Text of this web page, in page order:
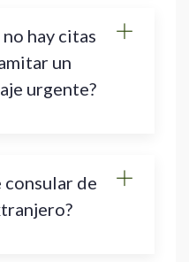
hay citas
un
urgente?
consular de